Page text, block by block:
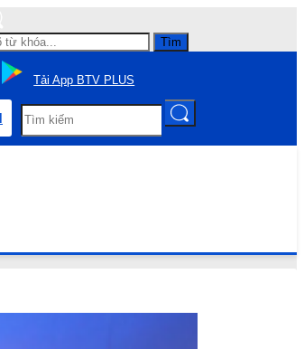
Tìm
Tải App BTV PLUS